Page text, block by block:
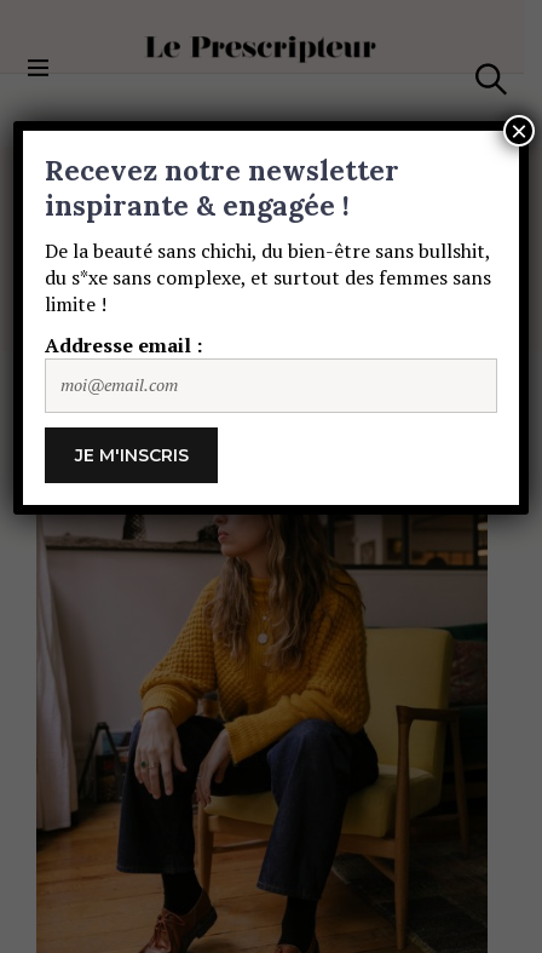
Le Prescripteur
e
a
PORTRAITS
JusteClou
PAULINE DE SAINT SAUVEUR
2021
Recevez notre newsletter
inspirante & engagée !
De la beauté sans chichi, du bien-être sans bullshit,
du s*xe sans complexe, et surtout des femmes sans
limite !
Addresse email :
×